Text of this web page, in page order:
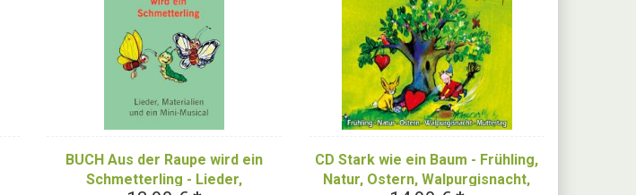
BUCH Aus der Raupe wird ein
Schmetterling - Lieder,
CD Stark wie ein Baum - Frühling,
Natur, Ostern, Walpurgisnacht,